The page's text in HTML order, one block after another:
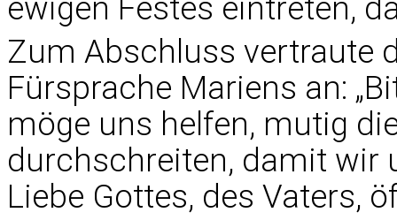
ewigen Festes eintreten,
Zum Abschluss vertraute
Fürsprache Mariens an:
möge uns helfen, mutig
durchschreiten, damit wir
Liebe Gottes, des Vaters,